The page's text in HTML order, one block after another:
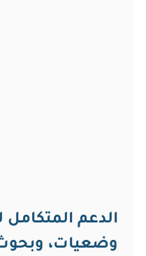
الدعم المتكامل
وضعيات،